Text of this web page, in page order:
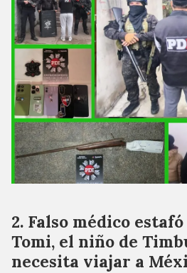
Falso médico
Tomi, el niño de
necesita viajar a